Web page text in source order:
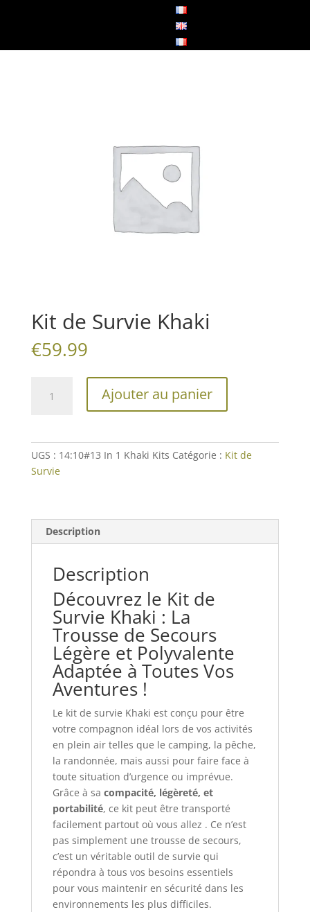
/ Kit de Survie Khaki
Kit de Survie Khaki
€59.99
Khaki
Ajouter au panier
UGS : 14:10#13 In 1 Khaki Kits Catégorie : Kit de
Survie
Description
Description
Découvrez le Kit de
Survie Khaki : La
Trousse de Secours
Légère et Polyvalente
Adaptée à Toutes Vos
Aventures !
Le kit de survie Khaki est conçu pour être
votre compagnon idéal lors de vos activités
en plein air telles que le camping, la pêche,
la randonnée, mais aussi pour faire face à
toute situation d’urgence ou imprévue.
Grâce à sa compacité, légèreté, et
portabilité, ce kit peut être transporté
facilement partout où vous allez . Ce n’est
pas simplement une trousse de secours,
c’est un véritable outil de survie qui
répondra à tous vos besoins essentiels
pour vous maintenir en sécurité dans les
environnements les plus difficiles.